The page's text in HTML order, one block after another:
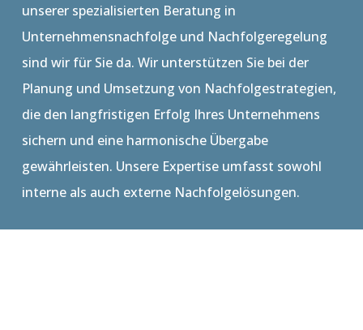
unserer spezialisierten Beratung in
Unternehmensnachfolge und Nachfolgeregelung
sind wir für Sie da. Wir unterstützen Sie bei der
Planung und Umsetzung von Nachfolgestrategien,
die den langfristigen Erfolg Ihres Unternehmens
sichern und eine harmonische Übergabe
gewährleisten. Unsere Expertise umfasst sowohl
interne als auch externe Nachfolgelösungen.